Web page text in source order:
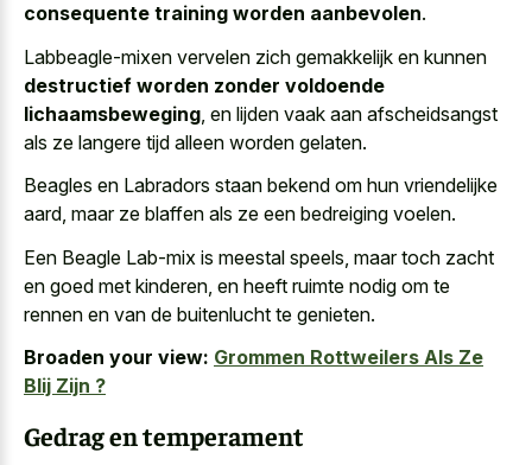
consequente training worden aanbevolen.
Labbeagle-mixen vervelen zich gemakkelijk en kunnen
destructief worden zonder voldoende
lichaamsbeweging , en lijden vaak aan afscheidsangst
als ze langere tijd alleen worden gelaten.
Beagles en Labradors staan bekend om hun vriendelijke
aard, maar ze blaffen als ze een bedreiging voelen.
Een Beagle Lab-mix is meestal speels, maar toch zacht
en goed met kinderen, en heeft ruimte nodig om te
rennen en van de buitenlucht te genieten.
Broaden your view: Grommen Rottweilers Als Ze
Blij Zijn ?
Gedrag en temperament